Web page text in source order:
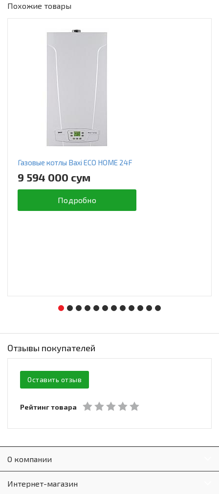
Похожие товары
Газовые котлы Baxi ECO HOME 24F
9 594 000 сум
Подробно
Отзывы покупателей
Оставить отзыв
Рейтинг товара
О компании
Интернет-магазин